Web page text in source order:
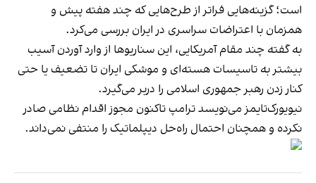
است؛ گزینه‌هایی فراتر از طرح‌هایی که چند هفته پیش و
همزمان با اعتراضات سراسری در ایران بررسی می‌کرد.
به گفته چند مقام آمریکایی، این سناریوها از وارد آوردن آسیب
بیشتر به تاسیسات هسته‌ای و موشکی ایران تا تضعیف یا حتی
کنار زدن رهبر جمهوری اسلامی را دربر می‌گیرد.
نیویورک‌تایمز می‌نویسد ترامپ تاکنون مجوز اقدام نظامی صادر
نکرده و همچنان احتمال راه‌حل دیپلماتیک را منتفی نمی‌داند.